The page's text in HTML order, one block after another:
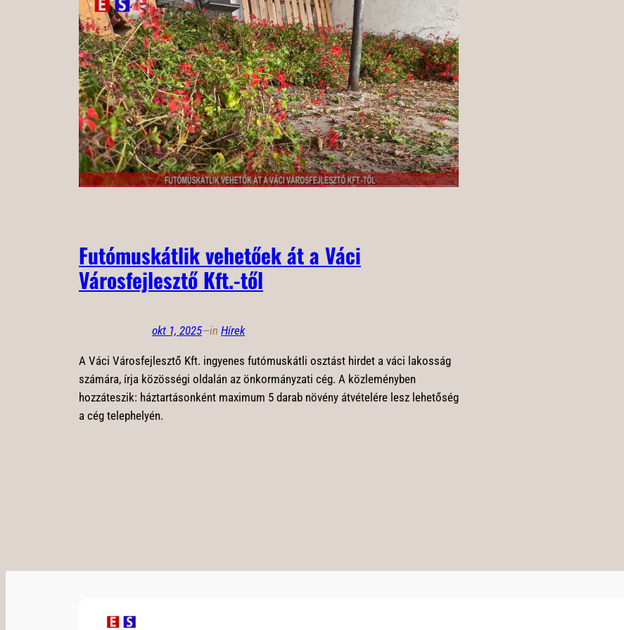
Futómuskátlik vehetőek át a Váci
Városfejlesztő Kft.-től
okt 1, 2025—in Hírek
A Váci Városfejlesztő Kft. ingyenes futómuskátli osztást hirdet a váci lakosság
számára, írja közösségi oldalán az önkormányzati cég. A közleményben
hozzáteszik: háztartásonként maximum 5 darab növény átvételére lesz lehetőség
a cég telephelyén.